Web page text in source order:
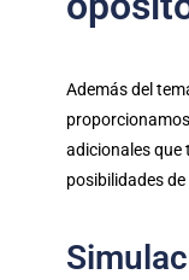
Además del
adicionales que
posibilidades de